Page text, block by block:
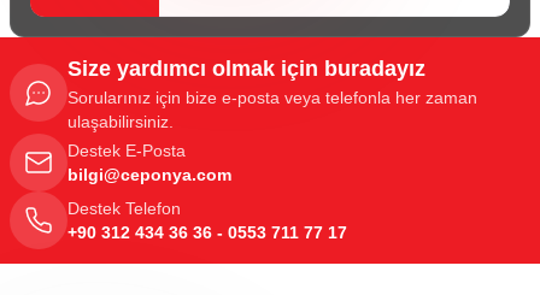
Size yardımcı olmak için buradayız
Sorularınız için bize e-posta veya telefonla her zaman
ulaşabilirsiniz.
Destek E-Posta
bilgi@ceponya.com
Destek Telefon
+90 312 434 36 36 - 0553 711 77 17